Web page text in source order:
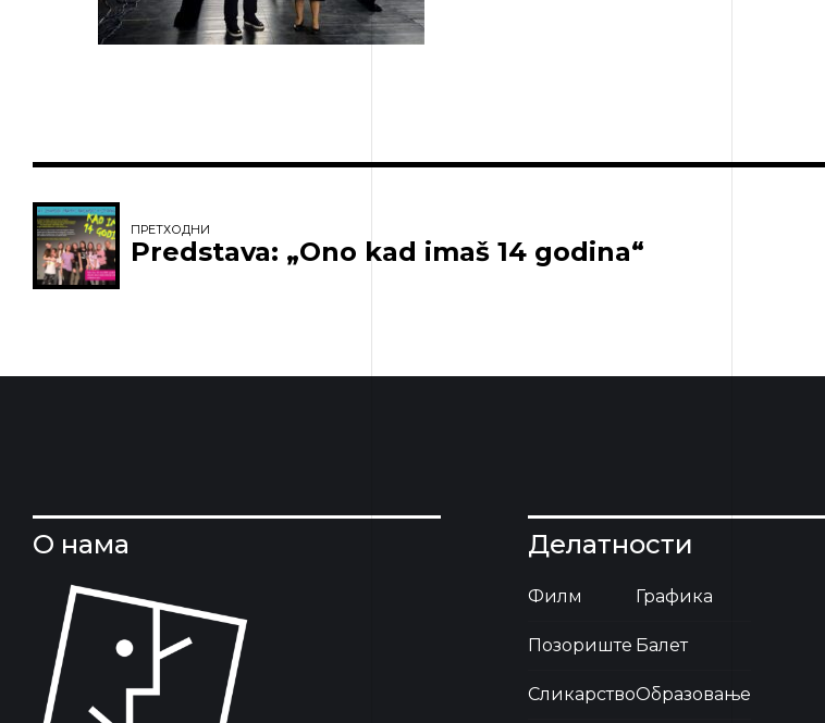
ПРЕТХОДНИ
Predstava: „Ono kad imaš 14 godina“
О нама Делатности
Филм
Позориште
Сликарство
Графика
Балет
Образовање